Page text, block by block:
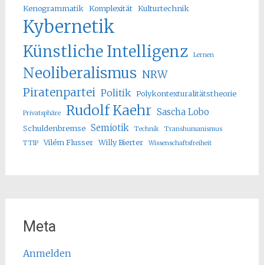
Kenogrammatik Komplexität Kulturtechnik
Kybernetik
Künstliche Intelligenz Lernen
Neoliberalismus NRW
Piratenpartei Politik Polykontexturalitätstheorie
Privatsphäre Rudolf Kaehr Sascha Lobo
Schuldenbremse Semiotik Technik
Transhumanismus
TTIP
Vilém Flusser Willy Bierter Wissenschaftsfreiheit
Meta
Anmelden